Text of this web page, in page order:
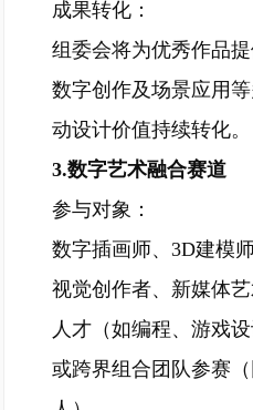
成果转化：
组委会将为优秀作品提
数字创作及场景应用
动设计价值持续转化。
3.数字艺术融合赛道
参与对象：
数字插画师、3D建模
视觉创作者、新媒体
人才（如编程、游戏
或跨界组合团队参赛